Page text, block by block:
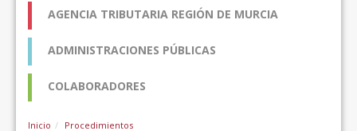
AGENCIA TRIBUTARIA REGIÓN DE MURCIA
ADMINISTRACIONES PÚBLICAS
COLABORADORES
Inicio Procedimientos